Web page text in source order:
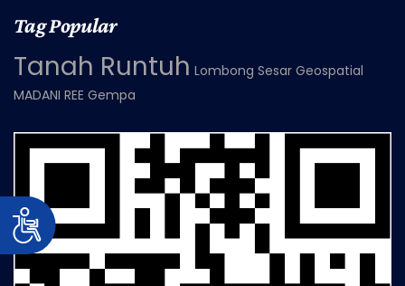
Tag Popular
Tanah Runtuh Lombong Sesar Geospatial
MADANI REE Gempa